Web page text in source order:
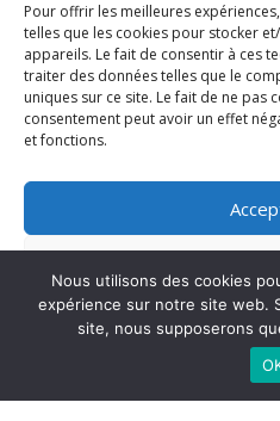
Pour offrir les meilleures
telles que les cookies pour stocker
appareils. Le fait de consentir à ces
traiter des données telles que le
uniques sur ce site. Le fait de ne pas
consentement peut avoir un effet
et fonctions.
Voir les
Politique
AISPJA © 2024 |
Nous utilisons des cookies
expérience sur notre site web.
site, nous supposerons